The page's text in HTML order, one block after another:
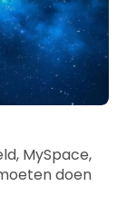
MySpace,
doen